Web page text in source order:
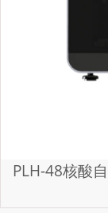
PLH-48核酸